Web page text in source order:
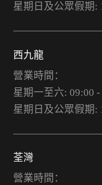
星期日及公眾假期:
西九龍
營業時間：
星期一至六: 09:00 -
星期日及公眾假期:
荃灣
營業時間：